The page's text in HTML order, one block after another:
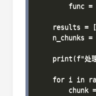
func =
results =
n_chunks =
print(f"处
for i in
chunk